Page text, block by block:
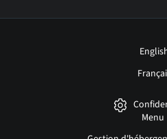
Menu